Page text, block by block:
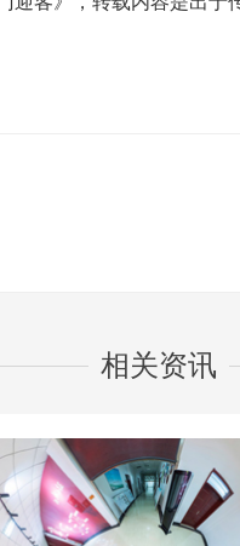
相关资讯